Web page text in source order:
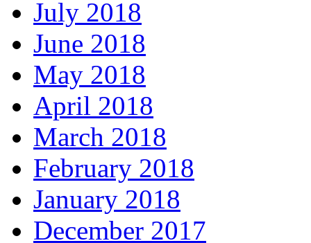
July 2018
June 2018
May 2018
April 2018
March 2018
February 2018
January 2018
December 2017